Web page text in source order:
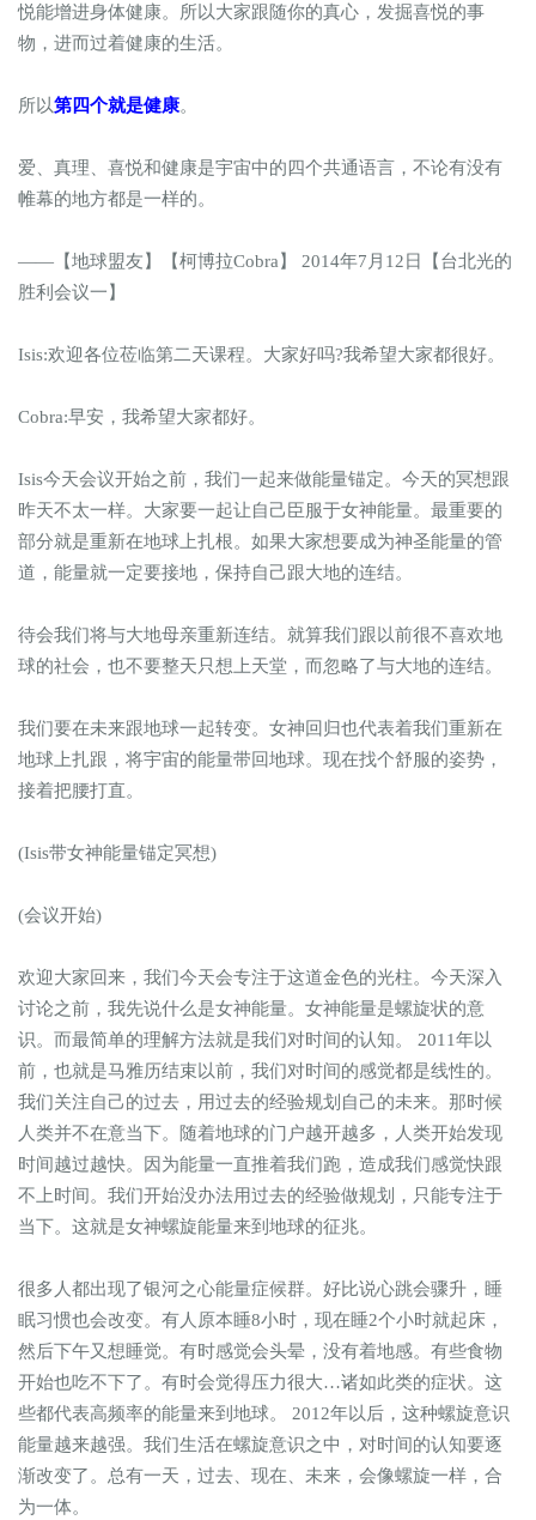
悦能增进身体健康。所以大家跟随你的真心，发掘喜悦的事
物，进而过着健康的生活。
所以第四个就是健康。
爱、真理、喜悦和健康是宇宙中的四个共通语言，不论有没有
帷幕的地方都是一样的。
——【地球盟友】【柯博拉Cobra】 2014年7月12日【台北光的
胜利会议一】
Isis:欢迎各位莅临第二天课程。大家好吗?我希望大家都很好。
Cobra:早安，我希望大家都好。
Isis今天会议开始之前，我们一起来做能量锚定。今天的冥想跟
昨天不太一样。大家要一起让自己臣服于女神能量。最重要的
部分就是重新在地球上扎根。如果大家想要成为神圣能量的管
道，能量就一定要接地，保持自己跟大地的连结。
待会我们将与大地母亲重新连结。就算我们跟以前很不喜欢地
球的社会，也不要整天只想上天堂，而忽略了与大地的连结。
我们要在未来跟地球一起转变。女神回归也代表着我们重新在
地球上扎跟，将宇宙的能量带回地球。现在找个舒服的姿势，
接着把腰打直。
(Isis带女神能量锚定冥想)
(会议开始)
欢迎大家回来，我们今天会专注于这道金色的光柱。今天深入
讨论之前，我先说什么是女神能量。女神能量是螺旋状的意
识。而最简单的理解方法就是我们对时间的认知。 2011年以
前，也就是马雅历结束以前，我们对时间的感觉都是线性的。
我们关注自己的过去，用过去的经验规划自己的未来。那时候
人类并不在意当下。随着地球的门户越开越多，人类开始发现
时间越过越快。因为能量一直推着我们跑，造成我们感觉快跟
不上时间。我们开始没办法用过去的经验做规划，只能专注于
当下。这就是女神螺旋能量来到地球的征兆。
很多人都出现了银河之心能量症候群。好比说心跳会骤升，睡
眠习惯也会改变。有人原本睡8小时，现在睡2个小时就起床，
然后下午又想睡觉。有时感觉会头晕，没有着地感。有些食物
开始也吃不下了。有时会觉得压力很大…诸如此类的症状。这
些都代表高频率的能量来到地球。 2012年以后，这种螺旋意识
能量越来越强。我们生活在螺旋意识之中，对时间的认知要逐
渐改变了。总有一天，过去、现在、未来，会像螺旋一样，合
为一体。